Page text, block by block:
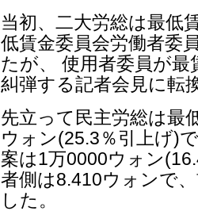
当初、二大労総は最低
低賃金委員会労働者委
たが、 使用者委員が
糾弾する記者会見に転
先立って民主労総は最
ウォン(25.3％引上げ)
案は1万0000ウォン
者側は8.410ウォンで
した。